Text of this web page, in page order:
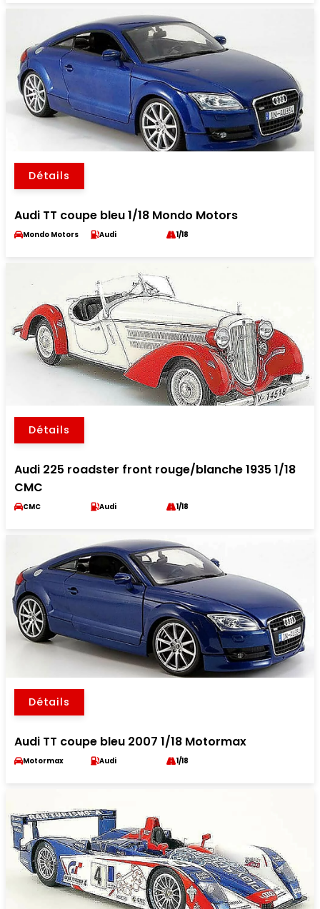
Détails
Audi TT coupe bleu 1/18 Mondo Motors
Mondo Motors Audi 1/18
Détails
Audi 225 roadster front rouge/blanche 1935 1/18
CMC
CMC Audi 1/18
Détails
Audi TT coupe bleu 2007 1/18 Motormax
Motormax Audi 1/18